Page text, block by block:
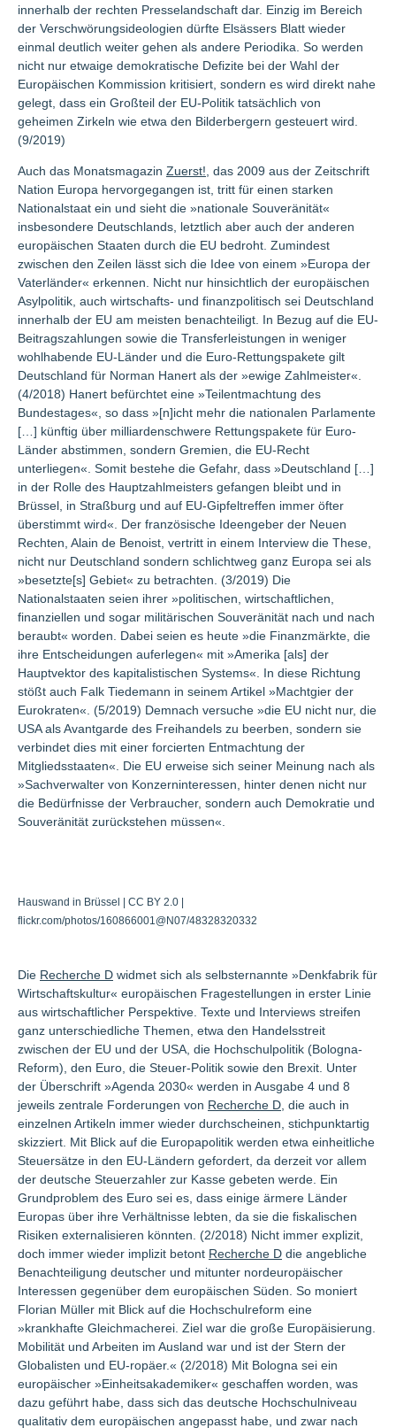
innerhalb der rechten Presselandschaft dar. Einzig im Bereich
der Verschwörungsideologien dürfte Elsässers Blatt wieder
einmal deutlich weiter gehen als andere Periodika. So werden
nicht nur etwaige demokratische Defizite bei der Wahl der
Europäischen Kommission kritisiert, sondern es wird direkt nahe
gelegt, dass ein Großteil der EU-Politik tatsächlich von
geheimen Zirkeln wie etwa den Bilderbergern gesteuert wird.
(9/2019)
Auch das Monatsmagazin Zuerst! , das 2009 aus der Zeitschrift
Nation Europa hervorgegangen ist, tritt für einen starken
Nationalstaat ein und sieht die »nationale Souveränität«
insbesondere Deutschlands, letztlich aber auch der anderen
europäischen Staaten durch die EU bedroht. Zumindest
zwischen den Zeilen lässt sich die Idee von einem »Europa der
Vaterländer« erkennen. Nicht nur hinsichtlich der europäischen
Asylpolitik, auch wirtschafts- und finanzpolitisch sei Deutschland
innerhalb der EU am meisten benachteiligt. In Bezug auf die EU-
Beitragszahlungen sowie die Transferleistungen in weniger
wohlhabende EU-Länder und die Euro-Rettungspakete gilt
Deutschland für Norman Hanert als der »ewige Zahlmeister«.
(4/2018) Hanert befürchtet eine »Teilentmachtung des
Bundestages«, so dass »[n]icht mehr die nationalen Parlamente
[…] künftig über milliardenschwere Rettungspakete für Euro-
Länder abstimmen, sondern Gremien, die EU-Recht
unterliegen«. Somit bestehe die Gefahr, dass »Deutschland […]
in der Rolle des Hauptzahlmeisters gefangen bleibt und in
Brüssel, in Straßburg und auf EU-Gipfeltreffen immer öfter
überstimmt wird«. Der französische Ideengeber der Neuen
Rechten, Alain de Benoist, vertritt in einem Interview die These,
nicht nur Deutschland sondern schlichtweg ganz Europa sei als
»besetzte[s] Gebiet« zu betrachten. (3/2019) Die
Nationalstaaten seien ihrer »politischen, wirtschaftlichen,
finanziellen und sogar militärischen Souveränität nach und nach
beraubt« worden. Dabei seien es heute »die Finanzmärkte, die
ihre Entscheidungen auferlegen« mit »Amerika [als] der
Hauptvektor des kapitalistischen Systems«. In diese Richtung
stößt auch Falk Tiedemann in seinem Artikel »Machtgier der
Eurokraten«. (5/2019) Demnach versuche »die EU nicht nur, die
USA als Avantgarde des Freihandels zu beerben, sondern sie
verbindet dies mit einer forcierten Entmachtung der
Mitgliedsstaaten«. Die EU erweise sich seiner Meinung nach als
»Sachverwalter von Konzerninteressen, hinter denen nicht nur
die Bedürfnisse der Verbraucher, sondern auch Demokratie und
Souveränität zurückstehen müssen«.
Hauswand in Brüssel | CC BY 2.0 |
flickr.com/photos/160866001@N07/48328320332
Die Recherche D widmet sich als selbsternannte »Denkfabrik für
Wirtschaftskultur« europäischen Fragestellungen in erster Linie
aus wirtschaftlicher Perspektive. Texte und Interviews streifen
ganz unterschiedliche Themen, etwa den Handelsstreit
zwischen der EU und der USA, die Hochschulpolitik (Bologna-
Reform), den Euro, die Steuer-Politik sowie den Brexit. Unter
der Überschrift »Agenda 2030« werden in Ausgabe 4 und 8
jeweils zentrale Forderungen von Recherche D , die auch in
einzelnen Artikeln immer wieder durchscheinen, stichpunktartig
skizziert. Mit Blick auf die Europapolitik werden etwa einheitliche
Steuersätze in den EU-Ländern gefordert, da derzeit vor allem
der deutsche Steuerzahler zur Kasse gebeten werde. Ein
Grundproblem des Euro sei es, dass einige ärmere Länder
Europas über ihre Verhältnisse lebten, da sie die fiskalischen
Risiken externalisieren könnten. (2/2018) Nicht immer explizit,
doch immer wieder implizit betont Recherche D die angebliche
Benachteiligung deutscher und mitunter nordeuropäischer
Interessen gegenüber dem europäischen Süden. So moniert
Florian Müller mit Blick auf die Hochschulreform eine
»krankhafte Gleichmacherei. Ziel war die große Europäisierung.
Mobilität und Arbeiten im Ausland war und ist der Stern der
Globalisten und EU-ropäer.« (2/2018) Mit Bologna sei ein
europäischer »Einheitsakademiker« geschaffen worden, was
dazu geführt habe, dass sich das deutsche Hochschulniveau
qualitativ dem europäischen angepasst habe, und zwar nach